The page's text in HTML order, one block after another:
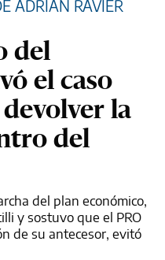
ADRIÁN RAVIER
del
el caso
la
del
del plan económico,
y sostuvo que el PRO
de su antecesor, evitó